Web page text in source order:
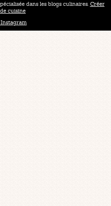
dans les blogs culinaires. Créer
cuisine